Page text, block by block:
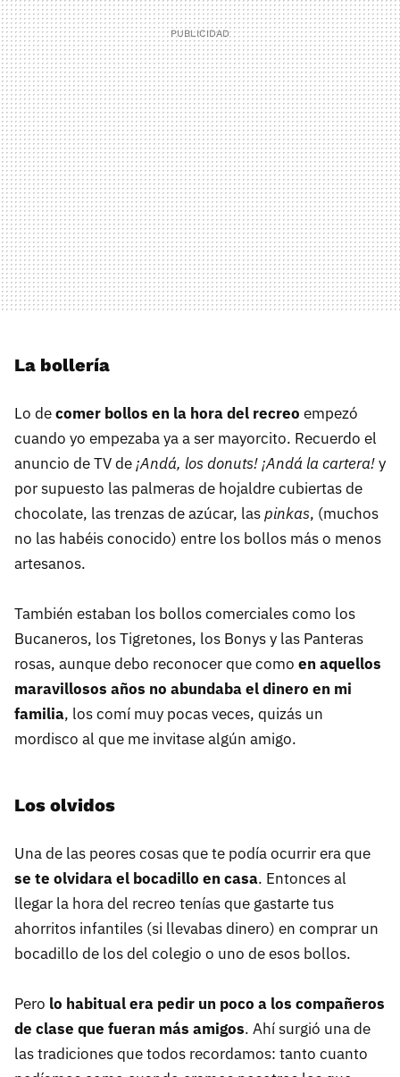
La bollería
Lo decomer bollos en la hora del recreo empezó
cuando yo empezaba ya a ser mayorcito. Recuerdo el
anuncio de TV de¡Andá, los donuts! ¡Andá la cartera!y
por supuesto las palmeras de hojaldre cubiertas de
chocolate, las trenzas de azúcar, laspinkas, (muchos
no las habéis conocido) entre los bollos más o menos
artesanos.
También estaban los bollos comerciales como los
Bucaneros, los Tigretones, los Bonys y las Panteras
rosas, aunque debo reconocer que como en aquellos
maravillosos años no abundaba el dinero en mi
familia, los comí muy pocas veces, quizás un
mordisco al que me invitase algún amigo.
Los olvidos
Una de las peores cosas que te podía ocurrir era que
se te olvidara el bocadillo en casa. Entonces al
llegar la hora del recreo tenías que gastarte tus
ahorritos infantiles (si llevabas dinero) en comprar un
bocadillo de los del colegio o uno de esos bollos.
Pero lo habitual era pedir un poco a los compañeros
de clase que fueran más amigos. Ahí surgió una de
las tradiciones que todos recordamos: tanto cuanto